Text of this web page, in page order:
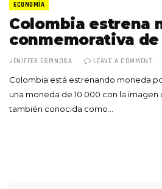
ECONOMÍA
Colombia estrena
conmemorativa de
JENIFFER ESPINOSA LEAVE A COMMENT
Colombia está estrenando moneda
una moneda de 10.000 con la
también conocida como…